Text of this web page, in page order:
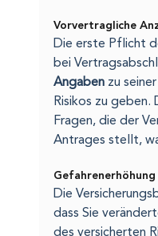
Vorvertragliche
Die erste Pflicht
bei
Angaben zu
Risikos zu geben.
Fragen, die der
Antrages stellt,
Gefahrenerhöhung
Die
dass Sie
des versicherten